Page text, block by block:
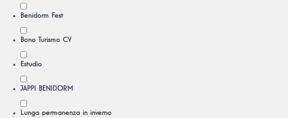
Benidorm Fest
Bono Turismo CV
Estudio
JAPPI BENIDORM
Lunga permanenza in inverno